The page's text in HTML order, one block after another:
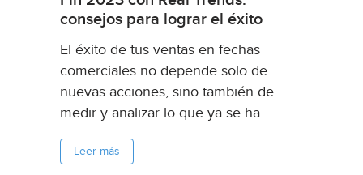
consejos para lograr el éxito
El éxito de tus ventas en fechas
comerciales no depende solo de
nuevas acciones, sino también de
medir y analizar lo que ya se ha
hecho y lo que está pasando. Si
quieres optimizar tus ventas en el
Leer más